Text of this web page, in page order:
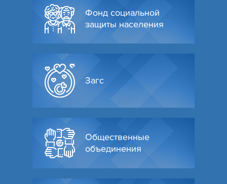
Фонд социальной
защиты населения
Загс
Общественные
объединения